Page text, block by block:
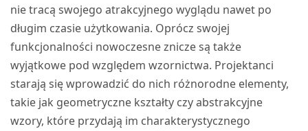
nie tracą swojego atrakcyjnego wyglądu nawet po
długim czasie użytkowania. Oprócz swojej
funkcjonalności nowoczesne znicze są także
wyjątkowe pod względem wzornictwa. Projektanci
starają się wprowadzić do nich różnorodne elementy,
takie jak geometryczne kształty czy abstrakcyjne
wzory, które przydają im charakterystycznego